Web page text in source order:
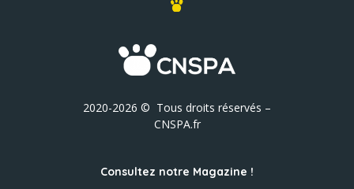
2020-2026 © Tous droits réservés –
CNSPA.fr
Consultez notre Magazine !